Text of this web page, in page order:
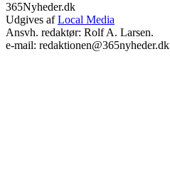
365Nyheder.dk
Udgives afLocal Media
Ansvh. redaktør: Rolf A. Larsen.
e-mail: redaktionen@365nyheder.dk